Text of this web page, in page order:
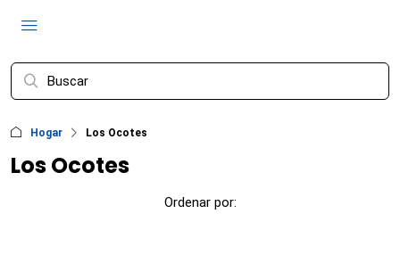
Hogar Los Ocotes
Los Ocotes
Ordenar por: